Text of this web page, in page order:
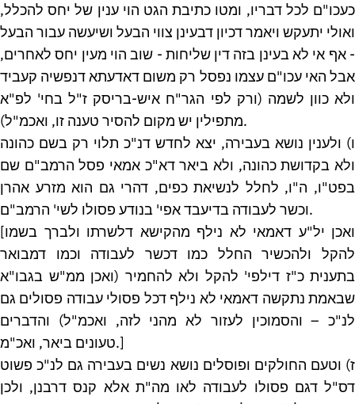
כעכו"ם לכל דבריו, ומטו כתיבת הגט הוי ענין של יחס להכלל,
ואולי יתעקש ויאמר דכיון דבעינן צווי הבעל ושיעשה עבור הבעל
- אף אי לא בעינן בזה דין שליחות - שוב הוי מעין יחס לאחרים,
אבל האי עכו"ם עצמו נפסל רק משום דאדעתא דנפשיה קעביד
ולא כוון לשמה (ורק לפי הגר"ח איש-בריסק ז"ל בחי' לפ"א
מתפילין יש מקום להסיר טענה זו, ואכמ"ל).
ו) ולענין נושא בעבירה, יצא לחדש דנ"כ תלוי רק בשם כהונה
ולא בקדושת כהונה, ולא ביאר דא"כ אמאי פסל הרמב"ם שם
בפט"ו, ה"ו, לחלל לנשיאת כפים, דהרי גם הוא מזרע אהרן
וכשר לעבודה בדיעבד אפי' בנודע פסולו לשי' הרמב"ם.
[ואכן יל"ע דאמאי לא נילף מהקישא דלשרתו ולברך בשמו
להקל ולהכשיר החלל כמו דכשר לעבודה וכמו דמבואר
בתענית כ"ז דילפי' להקל ולא להחמיר (ואכן ממ"ש בגבו"א
שבאמת נתקשה דאמאי לא נילף דכל פסולי עבודה פסולים גם
לנ"כ – והסמוכין לעזור לא מהני לזה, ואכמ"ל) והדברים
טעונים ביאר, ואכ"מ.]
ז) וטעם החולקים ופוסלים נושא נשים בעבירה גם לנ"כ פשוט
דס"ל דגם פסולו לעבודה לאו מה"ת אלא קנס דרבנן, ולכן